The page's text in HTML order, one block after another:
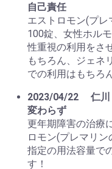
自己責任
エストロモン(プレ
100錠、女性ホル
性重視の利用をさ
もちろん、ジェネ
での利用はもちろ
2023/04/22
仁
変わらず
更年期障害の治療
ロモン(プレマリ
指定の用法容量で
す！